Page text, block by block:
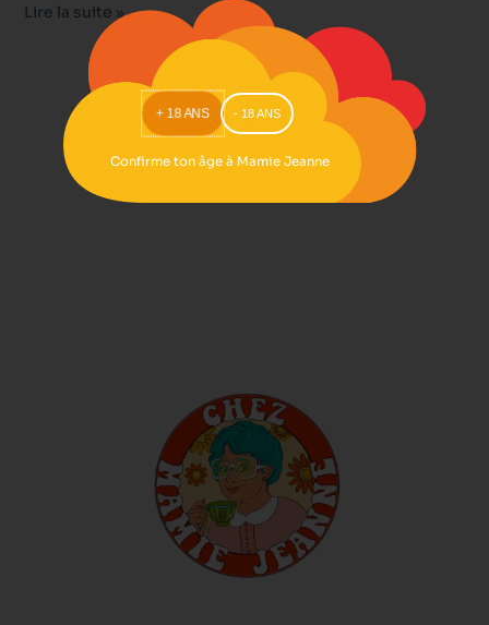
Lire la suite »
+ 18 ANS - 18 ANS
Confirme ton âge à Mamie Jeanne